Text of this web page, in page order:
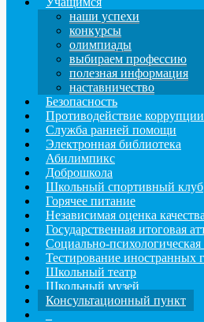
наши успехи
конкурсы
олимпиады
выбираем профессию
полезная информация
наставничество
Безопасность
Противодействие коррупции
Служба ранней помощи
Электронная библиотека
Абилимпикс
Доброшкола
Школьный спортивный клуб
Горячее питание
Независимая оценка
Государственная итоговая
Социально-психологическая
Тестирование иностранных
Школьный театр
Школьный музей
Консультационный пункт
_